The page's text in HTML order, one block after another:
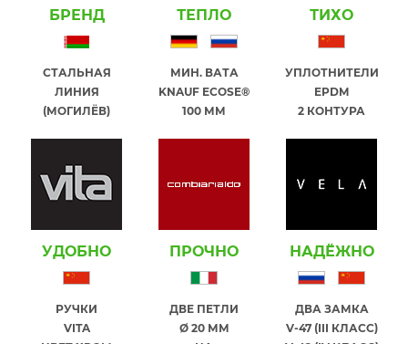
БРЕНД
СТАЛЬНАЯ
ЛИНИЯ
(МОГИЛЁВ)
ТЕПЛО
МИН. ВАТА
KNAUF ECOSE®
100 ММ
ТИХО
УПЛОТНИТЕЛИ
EPDM
2 КОНТУРА
УДОБНО
РУЧКИ
VITA
ПРОЧНО
ДВЕ ПЕТЛИ
Ø 20 ММ
НАДЁЖНО
ДВА ЗАМКА
V-47 (III КЛАСС)